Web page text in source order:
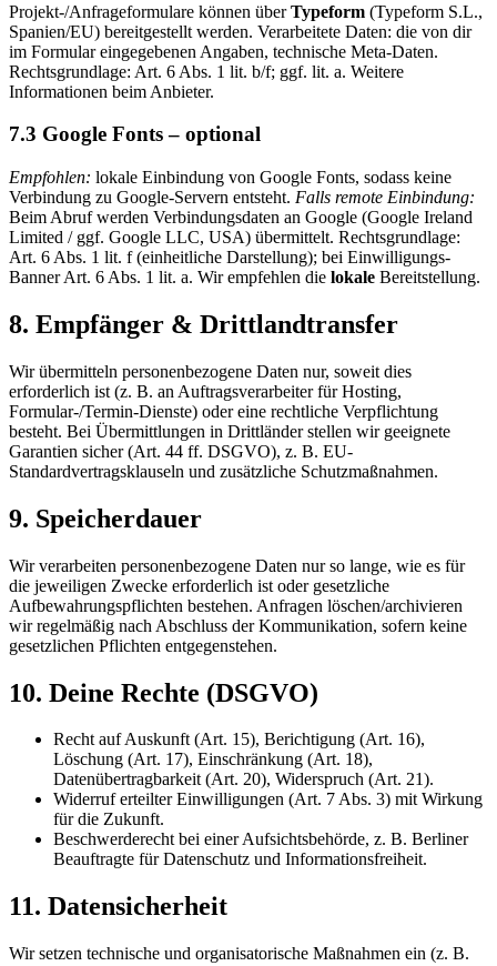
Projekt-/Anfrageformulare können überTypeform (Typeform S.L.,
Spanien/EU) bereitgestellt werden. Verarbeitete Daten: die von dir
im Formular eingegebenen Angaben, technische Meta-Daten.
Rechtsgrundlage: Art. 6 Abs. 1 lit. b/f; ggf. lit. a. Weitere
Informationen beim Anbieter.
7.3 Google Fonts – optional
Empfohlen: lokale Einbindung von Google Fonts, sodass keine
Verbindung zu Google-Servern entsteht. Falls remote Einbindung:
Beim Abruf werden Verbindungsdaten an Google (Google Ireland
Limited / ggf. Google LLC, USA) übermittelt. Rechtsgrundlage:
Art. 6 Abs. 1 lit. f (einheitliche Darstellung); bei Einwilligungs-
Banner Art. 6 Abs. 1 lit. a. Wir empfehlen die lokale Bereitstellung.
8. Empfänger & Drittlandtransfer
Wir übermitteln personenbezogene Daten nur, soweit dies
erforderlich ist (z. B. an Auftragsverarbeiter für Hosting,
Formular-/Termin-Dienste) oder eine rechtliche Verpflichtung
besteht. Bei Übermittlungen in Drittländer stellen wir geeignete
Garantien sicher (Art. 44 ff. DSGVO), z. B. EU-
Standardvertragsklauseln und zusätzliche Schutzmaßnahmen.
9. Speicherdauer
Wir verarbeiten personenbezogene Daten nur so lange, wie es für
die jeweiligen Zwecke erforderlich ist oder gesetzliche
Aufbewahrungspflichten bestehen. Anfragen löschen/archivieren
wir regelmäßig nach Abschluss der Kommunikation, sofern keine
gesetzlichen Pflichten entgegenstehen.
10. Deine Rechte (DSGVO)
Recht auf Auskunft (Art. 15), Berichtigung (Art. 16),
Löschung (Art. 17), Einschränkung (Art. 18),
Datenübertragbarkeit (Art. 20), Widerspruch (Art. 21).
Widerruf erteilter Einwilligungen (Art. 7 Abs. 3) mit Wirkung
für die Zukunft.
Beschwerderecht bei einer Aufsichtsbehörde, z. B. Berliner
Beauftragte für Datenschutz und Informationsfreiheit.
11. Datensicherheit
Wir setzen technische und organisatorische Maßnahmen ein (z. B.